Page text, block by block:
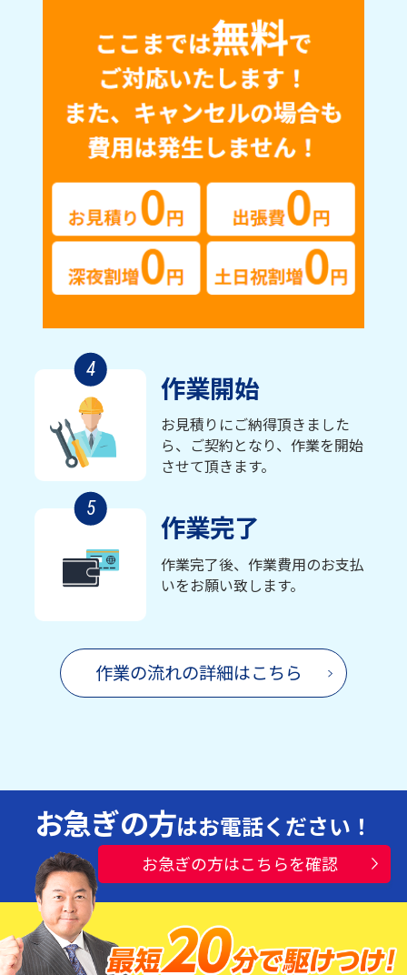
4
作業開始
お見積りにご納得頂きました
ら、ご契約となり、作業を開始
させて頂きます。
5
作業完了
作業完了後、作業費用のお支払
いをお願い致します。
作業の流れの詳細はこちら
お急ぎの方はお電話ください！
お急ぎの方はこちらを確認